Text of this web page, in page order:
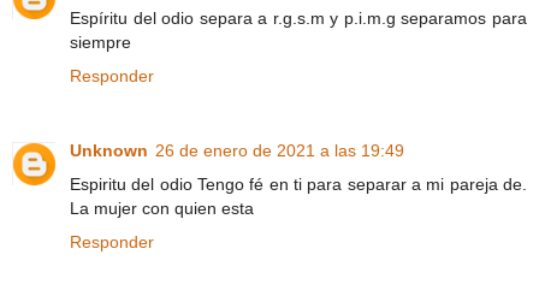
Espíritu del odio separa a r.g.s.m y p.i.m.g separamos para
siempre
Responder
Unknown 26 de enero de 2021 a las 19:49
Espiritu del odio Tengo fé en ti para separar a mi pareja de.
La mujer con quien esta
Responder